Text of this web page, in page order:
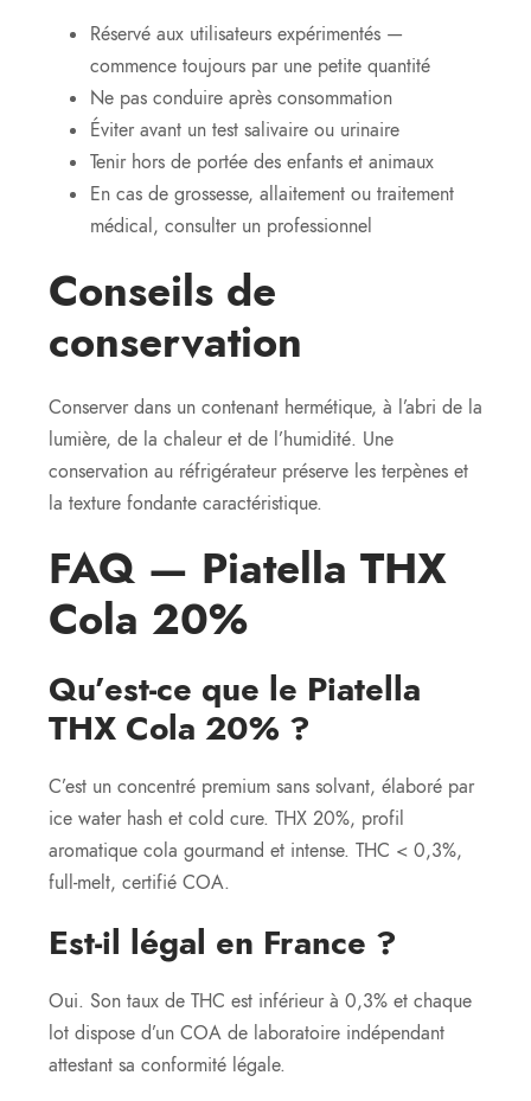
Réservé aux utilisateurs expérimentés —
commence toujours par une petite quantité
Ne pas conduire après consommation
Éviter avant un test salivaire ou urinaire
Tenir hors de portée des enfants et animaux
En cas de grossesse, allaitement ou traitement
médical, consulter un professionnel
Conseils de
conservation
Conserver dans un contenant hermétique, à l’abri de la
lumière, de la chaleur et de l’humidité. Une
conservation au réfrigérateur préserve les terpènes et
la texture fondante caractéristique.
FAQ — Piatella THX
Cola 20%
Qu’est-ce que le Piatella
THX Cola 20% ?
C’est un concentré premium sans solvant, élaboré par
ice water hash et cold cure. THX 20%, profil
aromatique cola gourmand et intense. THC < 0,3%,
full-melt, certifié COA.
Est-il légal en France ?
Oui. Son taux de THC est inférieur à 0,3% et chaque
lot dispose d’un COA de laboratoire indépendant
attestant sa conformité légale.